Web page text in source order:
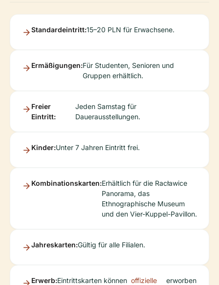
Standardeintritt:15–20 PLN für Erwachsene.
Ermäßigungen:Für Studenten, Senioren und
Gruppen erhältlich.
Freier
Eintritt:
Jeden Samstag für
Dauerausstellungen.
Kinder:Unter 7 Jahren Eintritt frei.
Kombinationskarten:Erhältlich für die Racławice
Panorama, das
Ethnographische Museum
und den Vier-Kuppel-Pavillon.
Jahreskarten:Gültig für alle Filialen.
Erwerb:Eintrittskarten können offizielle
erworben